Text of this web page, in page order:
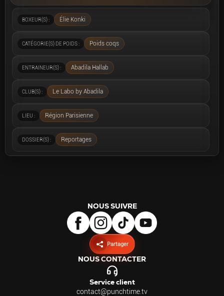
BOXEUR(S) : Élie Konki
CATÉGORIE(S) DE POIDS : Poids coqs
ENTRAINEUR(S) : Abadila Hallab
CLUB(S) : Le Labo by Abadila
LIEU : Région Parisienne
DOSSIER(S) : Reportages
NOUS CONTACTER
Service client
contact@punchtime.tv
NOUS SUIVRE
Partager